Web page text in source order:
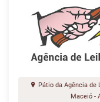
Pátio da Agência de
Maceió -